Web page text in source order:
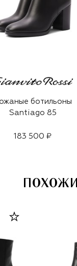
ботильоны
Santiago 85
183 500 ₽